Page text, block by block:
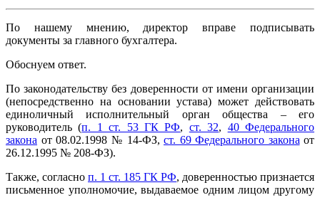
По нашему мнению, директор вправе подписывать
документы за главного бухгалтера.
Обоснуем ответ.
По законодательству без доверенности от имени организации
(непосредственно на основании устава) может действовать
единоличный исполнительный орган общества – его
руководитель (п. 1 ст. 53 ГК РФ, ст. 32, 40 Федерального
закона от 08.02.1998 № 14-ФЗ, ст. 69 Федерального законаот
26.12.1995 № 208-ФЗ).
Также, согласно п. 1 ст. 185 ГК РФ, доверенностью признается
письменное уполномочие, выдаваемое одним лицом другому